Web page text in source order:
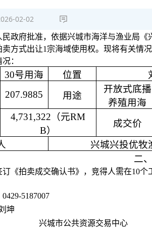
02-02
政府批准， 依据兴城市海洋与渔业局 《
卖方式出让1 宗海域使用权。现将有关情
：
30号用海 位置
207.9885 用途
开放式底播
养殖用海
4,731,322 （元RM
B）
成交价
兴城兴投优牧
二
订《拍卖成交确认书》，竞得人需在10个
0429-5187007
坤
兴城市公共资源交易中心